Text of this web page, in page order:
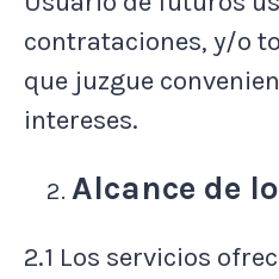
contrataciones, y/o
que juzgue
intereses.
Alcance de
2.1 Los servicios